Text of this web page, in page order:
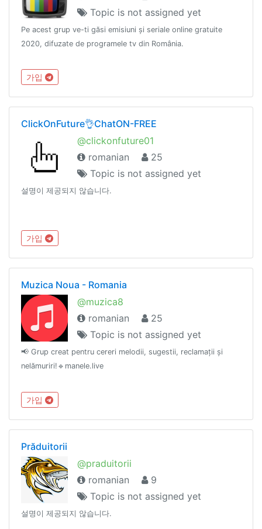
Topic is not assigned yet
Pe acest grup ve-ti găsi emisiuni și seriale online gratuite
2020, difuzate de programele tv din România.
가입
ClickOnFuture👌ChatON-FREE
@clickonfuture01
romanian
25
Topic is not assigned yet
설명이 제공되지 않습니다.
가입
Muzica Noua - Romania
@muzica8
romanian
25
Topic is not assigned yet
📢 Grup creat pentru cereri melodii, sugestii, reclamații și
nelămuriri!🔹manele.live
가입
Prăduitorii
@praduitorii
romanian
9
Topic is not assigned yet
설명이 제공되지 않습니다.